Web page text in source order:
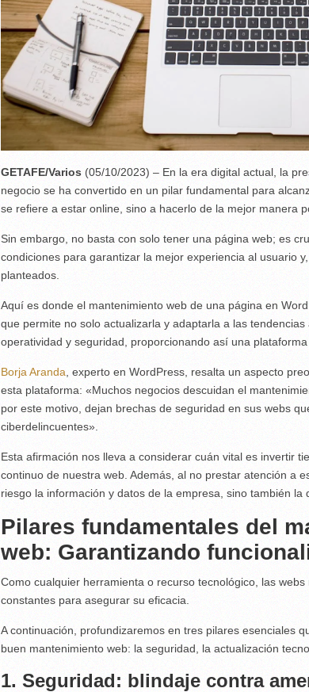
GETAFE/Varios (05/10/2023) – En la era digital actual, la
negocio se ha convertido en un pilar fundamental para
se refiere a estar online, sino a hacerlo de la mejor manera
Sin embargo, no basta con solo tener una página web; es
condiciones para garantizar la mejor experiencia al usuario
planteados.
Aquí es donde el mantenimiento web de una página en
que permite no solo actualizarla y adaptarla a las
operatividad y seguridad, proporcionando así una plataforma
Borja Aranda , experto en WordPress, resalta un aspecto
esta plataforma: «Muchos negocios descuidan el
por este motivo, dejan brechas de seguridad en sus webs
ciberdelincuentes».
Esta afirmación nos lleva a considerar cuán vital es invertir
continuo de nuestra web. Además, al no prestar atención a
riesgo la información y datos de la empresa, sino también la
Pilares fundamentales del
web: Garantizando
Como cualquier herramienta o recurso tecnológico, las
constantes para asegurar su eficacia.
A continuación, profundizaremos en tres pilares esenciales
buen mantenimiento web: la seguridad, la actualización
1. Seguridad: blindaje contra